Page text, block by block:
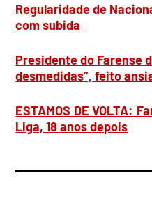
Regularidade de
com subida
Presidente do Farense
desmedidas”, feito
ESTAMOS DE VOLTA:
Liga, 18 anos depois